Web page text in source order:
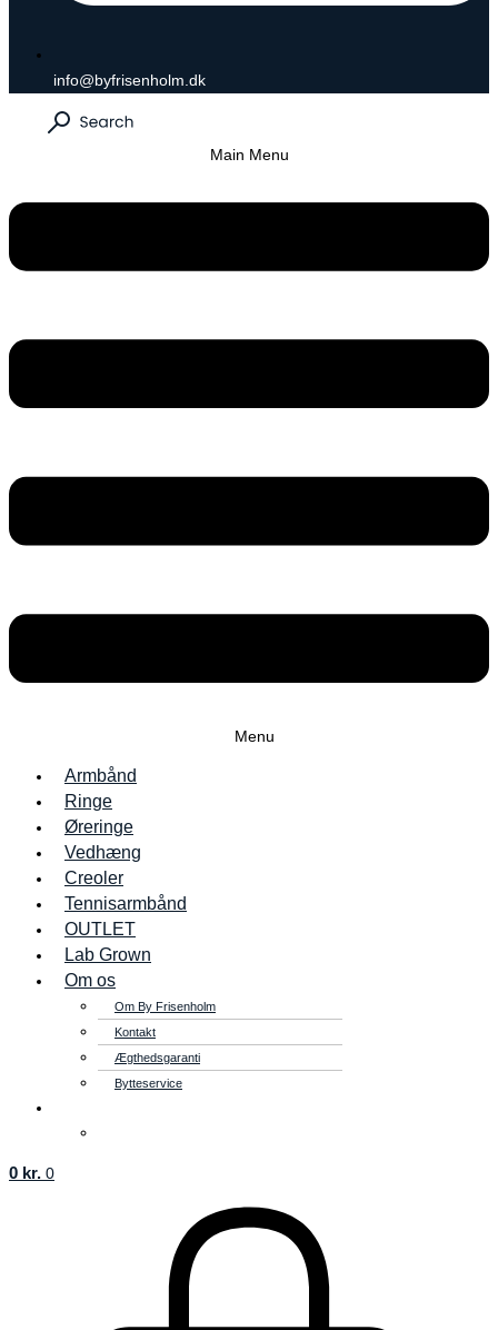
info@byfrisenholm.dk
Main Menu
Menu
Armbånd
Ringe
Øreringe
Vedhæng
Creoler
Tennisarmbånd
OUTLET
Lab Grown
Om os
Om By Frisenholm
Kontakt
Ægthedsgaranti
Bytteservice
0 kr. 0